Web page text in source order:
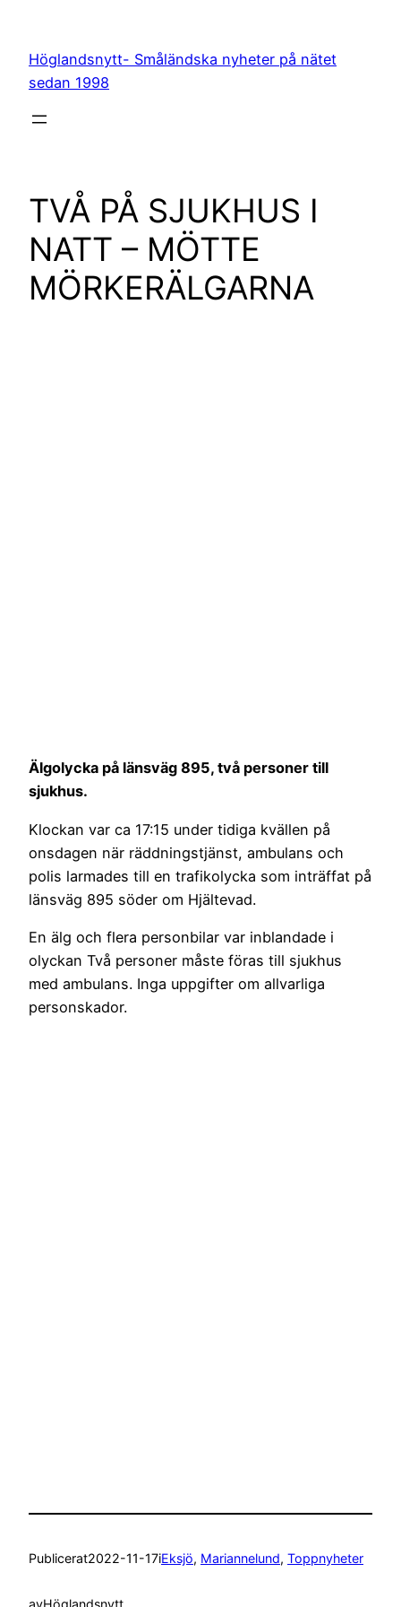
innehåll
Höglandsnytt- Småländska nyheter på nätet
sedan 1998
TVÅ PÅ SJUKHUS I
NATT – MÖTTE
MÖRKERÄLGARNA
Älgolycka på länsväg 895, två personer till
sjukhus.
Klockan var ca 17:15 under tidiga kvällen på
onsdagen när räddningstjänst, ambulans och
polis larmades till en trafikolycka som inträffat på
länsväg 895 söder om Hjältevad.
En älg och flera personbilar var inblandade i
olyckan Två personer måste föras till sjukhus
med ambulans. Inga uppgifter om allvarliga
personskador.
Publicerat2022-11-17iEksjö, Mariannelund, Toppnyheter
avHöglandsnytt